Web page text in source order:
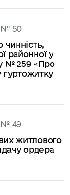
№ 50
районної у
№ 259 «Про
гуртожитку
№ 49
житлового
ордера